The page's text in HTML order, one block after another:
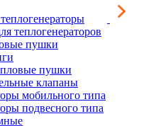
теплогенераторов
пушки
пушки
клапаны
мобильного типа
подвесного типа